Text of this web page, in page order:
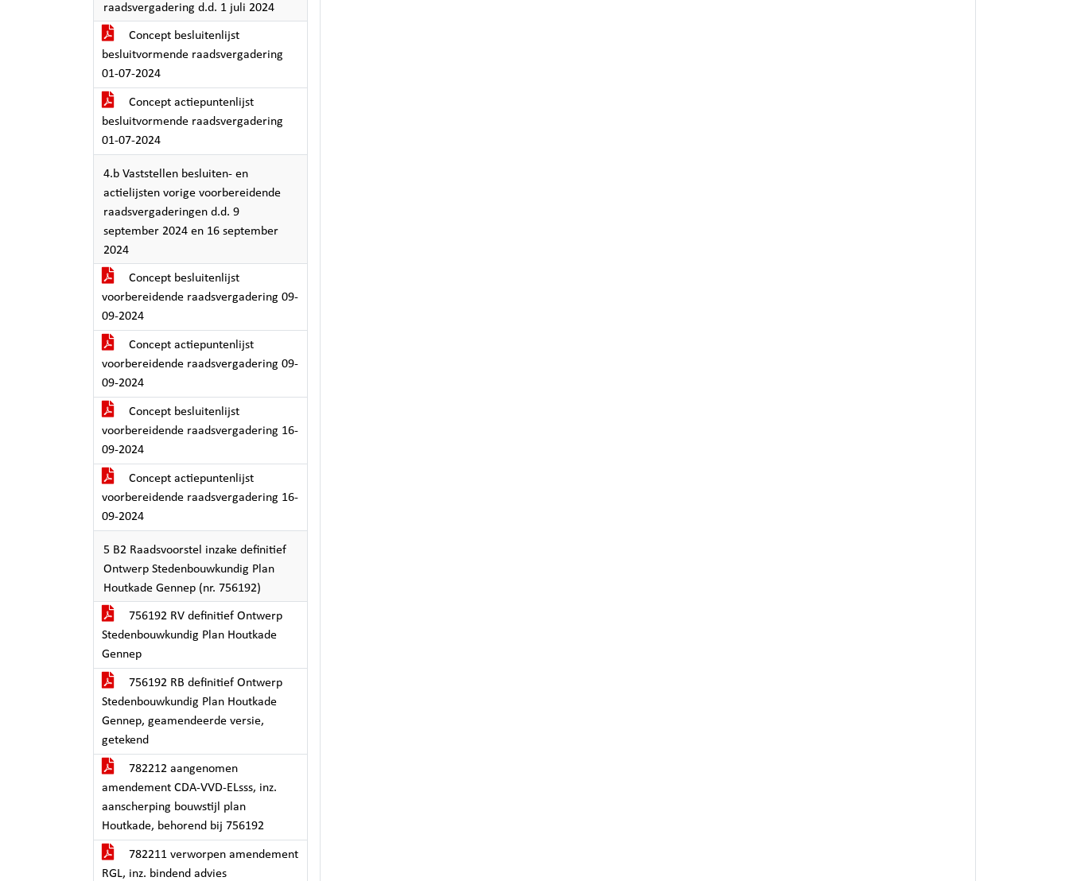
raadsvergadering d.d. 1 juli 2024
Concept besluitenlijst
besluitvormende raadsvergadering
01-07-2024
Concept actiepuntenlijst
besluitvormende raadsvergadering
01-07-2024
4.b Vaststellen besluiten- en
actielijsten vorige voorbereidende
raadsvergaderingen d.d. 9
september 2024 en 16 september
2024
Concept besluitenlijst
voorbereidende raadsvergadering 09-
09-2024
Concept actiepuntenlijst
voorbereidende raadsvergadering 09-
09-2024
Concept besluitenlijst
voorbereidende raadsvergadering 16-
09-2024
Concept actiepuntenlijst
voorbereidende raadsvergadering 16-
09-2024
5 B2 Raadsvoorstel inzake definitief
Ontwerp Stedenbouwkundig Plan
Houtkade Gennep (nr. 756192)
756192 RV definitief Ontwerp
Stedenbouwkundig Plan Houtkade
Gennep
756192 RB definitief Ontwerp
Stedenbouwkundig Plan Houtkade
Gennep, geamendeerde versie,
getekend
782212 aangenomen
amendement CDA-VVD-ELsss, inz.
aanscherping bouwstijl plan
Houtkade, behorend bij 756192
782211 verworpen amendement
RGL, inz. bindend advies